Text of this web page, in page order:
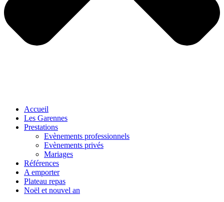
Accueil
Les Garennes
Prestations
Evènements professionnels
Evènements privés
Mariages
Références
A emporter
Plateau repas
Noël et nouvel an